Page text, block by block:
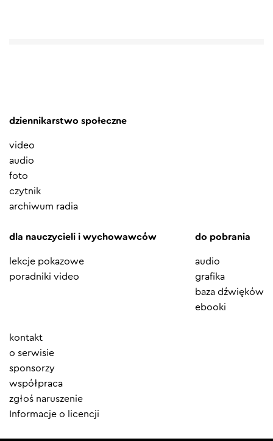
dziennikarstwo społeczne
video
audio
foto
czytnik
archiwum radia
dla nauczycieli i wychowawców
lekcje pokazowe
poradniki video
do pobrania
audio
grafika
baza dźwięków
ebooki
Element
menu
kontakt
o serwisie
sponsorzy
współpraca
zgłoś naruszenie
Informacje o licencji